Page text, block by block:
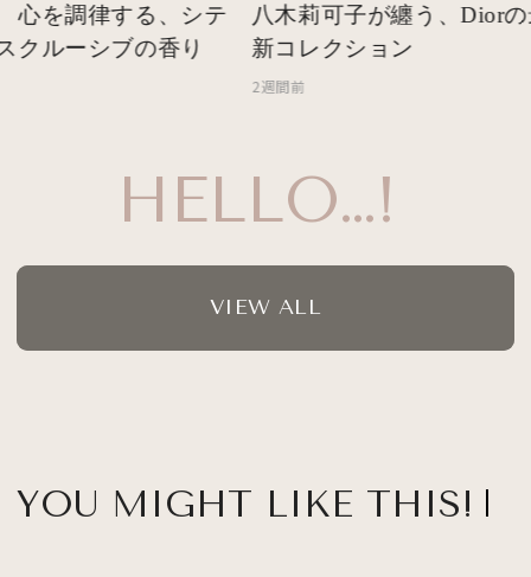
HELLO…!
を調律する、シテ
ルーシブの香り
八木莉可子が纏う、Diorの
新コレクション
2週間前
VIEW ALL
YOU MIGHT LIKE THIS!